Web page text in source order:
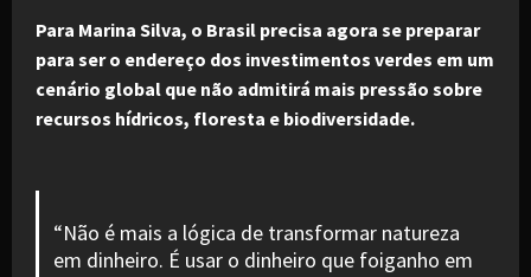
Para Marina Silva, o Brasil precisa agora se preparar
para ser o endereço dos investimentos verdes em um
cenário global que não admitirá mais pressão sobre
recursos hídricos, floresta e biodiversidade.
“Não é mais a lógica de transformar natureza
em dinheiro. É usar o dinheiro que foiganho em